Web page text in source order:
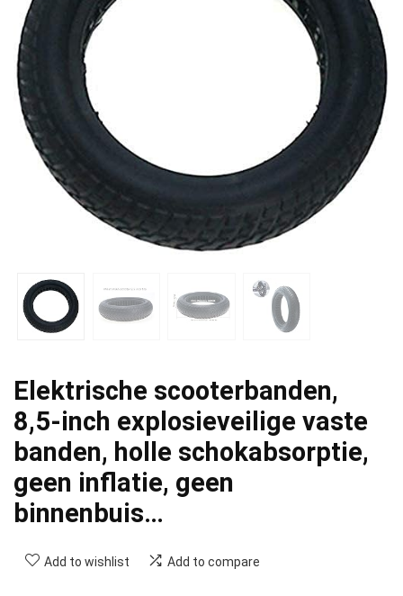
Elektrische scooterbanden,
8,5-inch explosieveilige vaste
banden, holle schokabsorptie,
geen inflatie, geen
binnenbuis…
Add to wishlist Add to compare